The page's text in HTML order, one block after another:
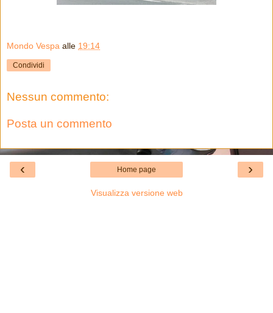
Mondo Vespa alle 19:14
Condividi
Nessun commento:
Posta un commento
‹ ›
Home page
Visualizza versione web